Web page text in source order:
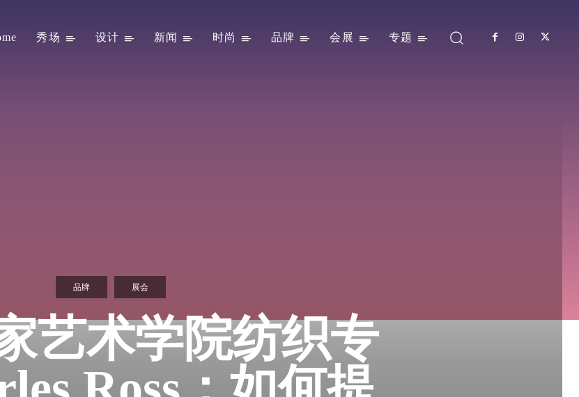
秀场 设计 新闻 时尚 品牌 会展 专题
品牌 展会
艺术学院纺织专